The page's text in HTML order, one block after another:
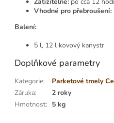
Zatížitelné: po cca 12
Vhodné pro přebroušení:
Balení:
5 l, 12 l kovový kanystr
Doplňkové parametry
Kategorie:
Parketové tmely
Záruka:
2 roky
Hmotnost: 5 kg